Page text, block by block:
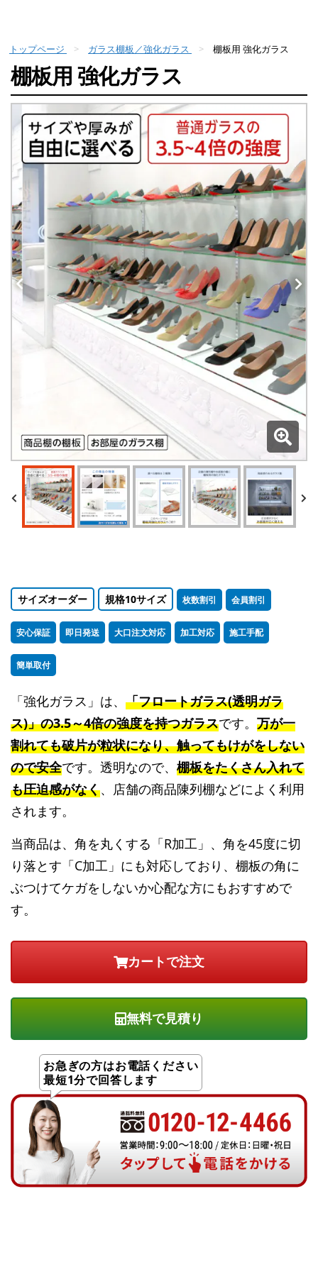
トップページ ガラス棚板／強化ガラス 棚板用 強化ガラス
棚板用 強化ガラス
サイズオーダー 規格10サイズ 枚数割引 会員割引
安心保証 即日発送 大口注文対応 加工対応 施工手配
簡単取付
「強化ガラス」は、 「フロートガラス(透明ガラ
ス)」の3.5～4倍の強度を持つガラスです。 万が一
割れても破片が粒状になり、触ってもけがをしない
ので安全です。透明なので、 棚板をたくさん入れて
も圧迫感がなく、店舗の商品陳列棚などによく利用
されます。
当商品は、角を丸くする「R加工」、角を45度に切
り落とす「C加工」にも対応しており、棚板の角に
ぶつけてケガをしないか心配な方にもおすすめで
す。
無料で見積り
お急ぎの方はお電話ください
最短1分で回答します